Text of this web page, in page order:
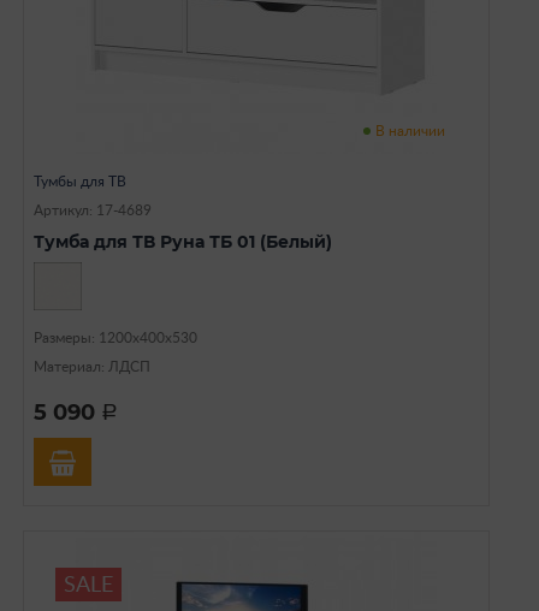
В наличии
Тумбы для ТВ
Артикул: 17-4689
Тумба для ТВ Руна ТБ 01 (Белый)
Размеры: 1200х400х530
Материал: ЛДСП
5 090 a
SALE